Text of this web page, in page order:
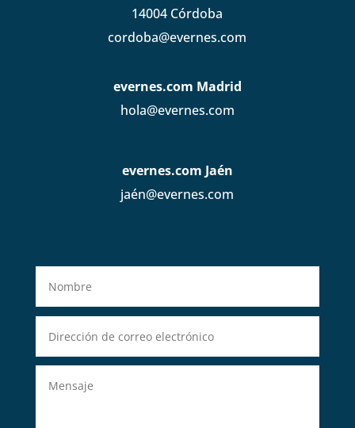
14004 Córdoba
cordoba@evernes.com
evernes.com Madrid
hola@evernes.com
evernes.com Jaén
jaén@evernes.com